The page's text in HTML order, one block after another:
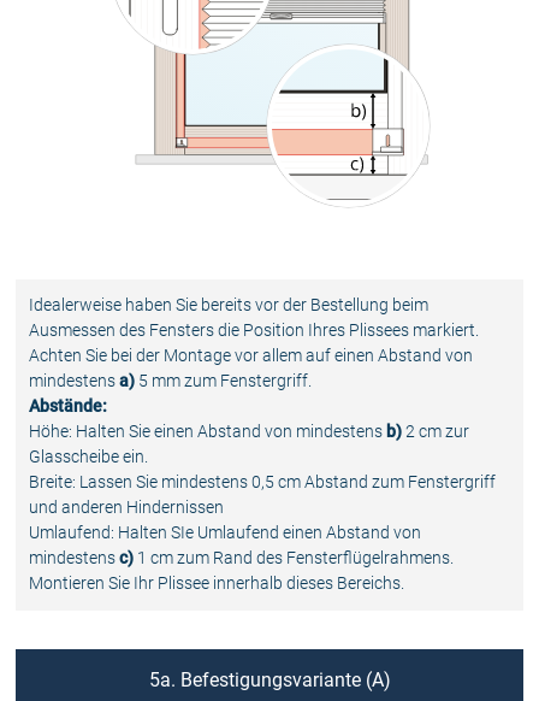
Idealerweise haben Sie bereits vor der Bestellung beim
Ausmessen des Fensters die Position Ihres Plissees markiert.
Achten Sie bei der Montage vor allem auf einen Abstand von
mindestensa) 5 mm zum Fenstergriff.
Abstände:
Höhe: Halten Sie einen Abstand von mindestens b)2 cm zur
Glasscheibe ein.
Breite: Lassen Sie mindestens 0,5 cm Abstand zum Fenstergriff
und anderen Hindernissen
Umlaufend: Halten SIe Umlaufend einen Abstand von
mindestensc) 1 cm zum Rand des Fensterflügelrahmens.
Montieren Sie Ihr Plissee innerhalb dieses Bereichs.
5a. Befestigungsvariante (A)